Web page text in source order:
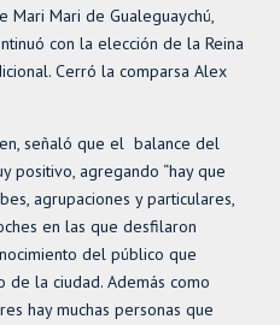
Mari Mari de Gualeguaychú,
con la elección de la Reina
Cerró la comparsa Alex
señaló que el balance del
positivo, agregando “hay que
agrupaciones y particulares,
en las que desfilaron
del público que
la ciudad. Además como
hay muchas personas que